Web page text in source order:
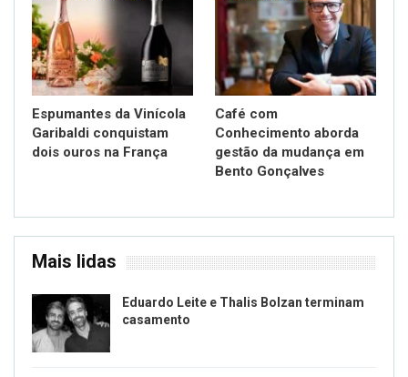
Espumantes da Vinícola
Garibaldi conquistam
dois ouros na França
Café com
Conhecimento aborda
gestão da mudança em
Bento Gonçalves
Mais lidas
Eduardo Leite e Thalis Bolzan terminam
casamento